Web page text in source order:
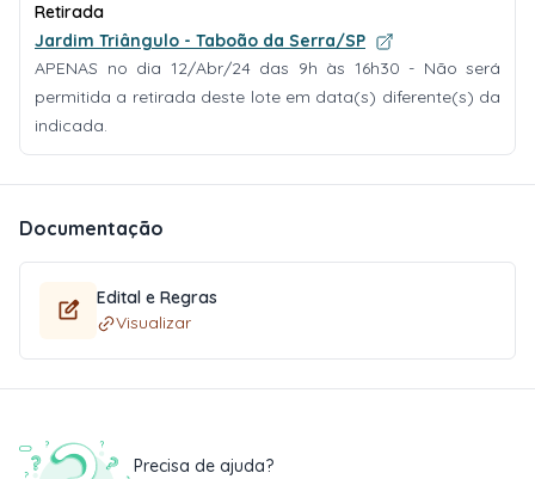
Retirada
Jardim Triângulo - Taboão da Serra/SP
APENAS no dia 12/Abr/24 das 9h às 16h30 - Não será
permitida a retirada deste lote em data(s) diferente(s) da
indicada.
Documentação
Edital e Regras
Visualizar
Precisa de ajuda?